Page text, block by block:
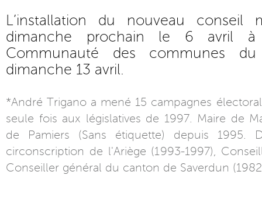
L’installation du nouveau conseil
dimanche prochain le 6 avril
Communauté des communes
dimanche 13 avril.
*André Trigano a mené 15 campagnes
seule fois aux législatives de 1997. Maire de
de Pamiers (Sans étiquette) depuis 1995.
circonscription de l'Ariège (1993-1997),
Conseiller général du canton de Saverdun